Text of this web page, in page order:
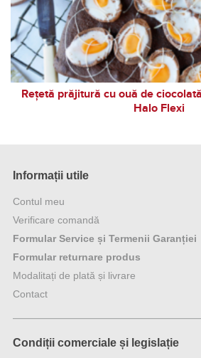
Rețetă prăjitură cu ouă de
Halo Flexi
Informații utile
Contul meu
Verificare comandă
Formular Service și Termenii Garanției
Formular returnare produs
Modalitați de plată și livrare
Contact
Condiții comerciale și legislație